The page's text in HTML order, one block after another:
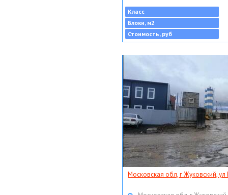
Класс
Блоки, м2
Стоимость, руб
Московская обл, г Жуковский,